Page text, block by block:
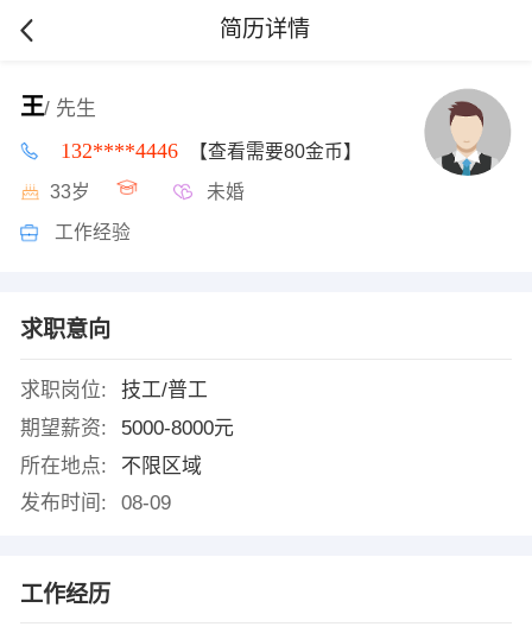
简历详情
王/ 先生
132****4446 【查看需要80金币】
33岁 未婚
工作经验
求职意向
求职岗位:
技工/普工
期望薪资:
5000-8000元
所在地点:
不限区域
发布时间:
08-09
工作经历